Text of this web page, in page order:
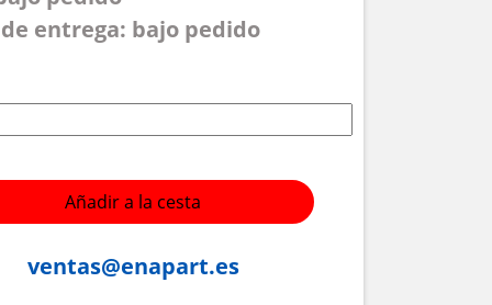
entrega: bajo pedido
Añadir a la cesta
ventas@enapart.es